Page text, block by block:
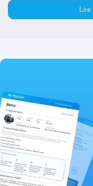
Lire